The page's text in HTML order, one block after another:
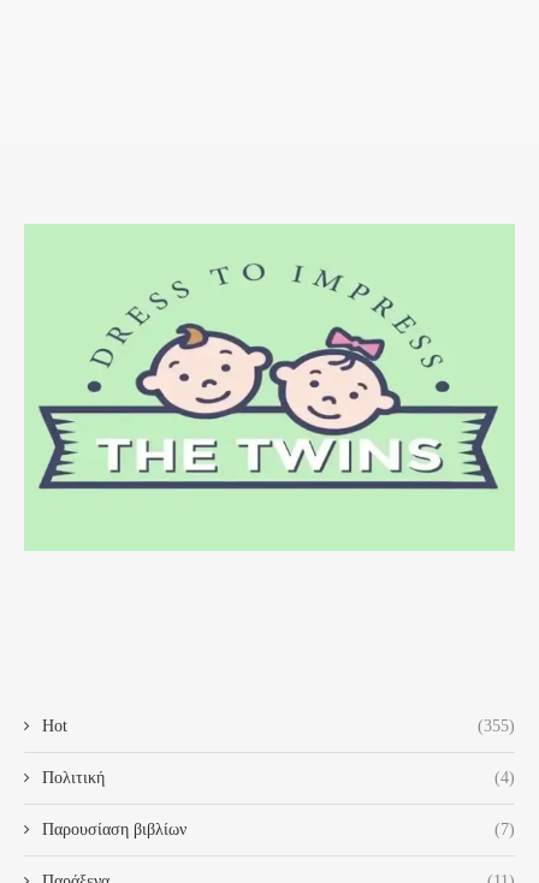
Hot (355)
Πολιτική (4)
Παρουσίαση βιβλίων (7)